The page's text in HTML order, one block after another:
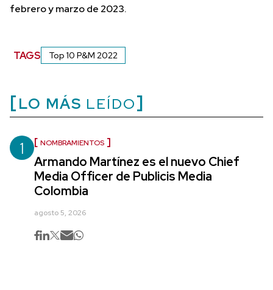
febrero y marzo de 2023.
TAGS Top 10 P&M 2022
LO MÁS LEÍDO
1 NOMBRAMIENTOS
Armando Martínez es el nuevo Chief
Media Officer de Publicis Media
Colombia
agosto 5, 2026